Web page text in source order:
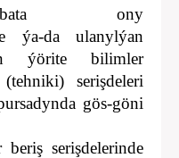
ony
ýa-da ulanylýan
ýörite bilimler
serişdeleri
gös-göni
serişdelerinde